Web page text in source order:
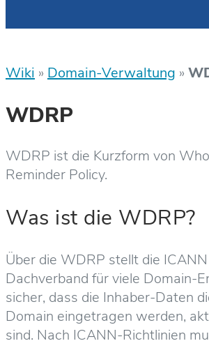
Wiki » Domain-Verwaltung »
WDRP
WDRP ist die Kurzform von
Reminder Policy.
Was ist die WDRP?
Über die WDRP stellt die
Dachverband für viele Domain-
sicher, dass die Inhaber-Daten
Domain eingetragen werden,
sind. Nach ICANN-Richtlinien